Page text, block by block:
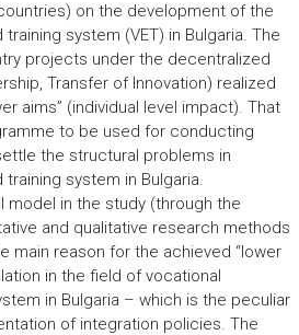
on the development of the
system (VET) in Bulgaria. The
projects under the decentralized
Transfer of Innovation) realized
aims” (individual level impact). That
to be used for conducting
the structural problems in
system in Bulgaria.
in the study (through the
and qualitative research methods
main reason for the achieved “lower
in the field of vocational
in Bulgaria – which is the peculiar
of integration policies. The